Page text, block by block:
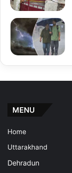
MENU
Home
Uttarakhand
Dehradun